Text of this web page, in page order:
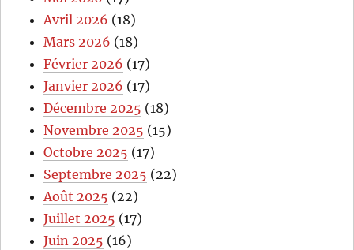
Avril 2026 (18)
Mars 2026 (18)
Février 2026 (17)
Janvier 2026 (17)
Décembre 2025 (18)
Novembre 2025 (15)
Octobre 2025 (17)
Septembre 2025 (22)
Août 2025 (22)
Juillet 2025 (17)
Juin 2025 (16)